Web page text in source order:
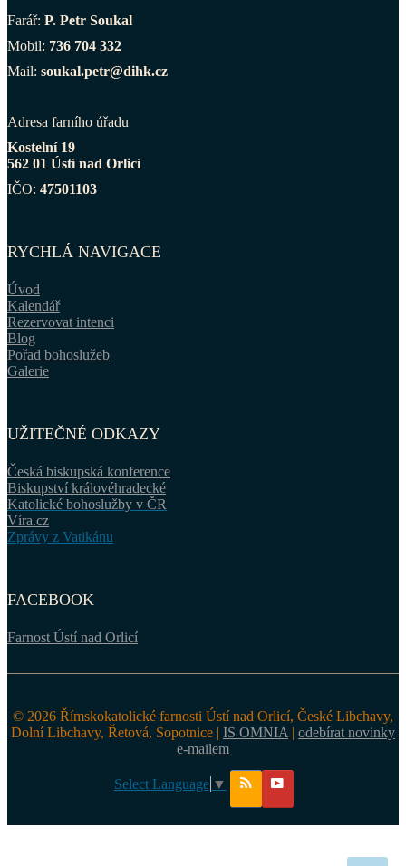
Farář: P. Petr Soukal
Mobil: 736 704 332
Mail: soukal.petr@dihk.cz
Adresa farního úřadu
Kostelní 19
562 01 Ústí nad Orlicí
IČO: 47501103
RYCHLÁ NAVIGACE
Úvod
Kalendář
Rezervovat intenci
Blog
Pořad bohoslužeb
Galerie
UŽITEČNÉ ODKAZY
Česká biskupská konference
Biskupství královéhradecké
Katolické bohoslužby v ČR
Víra.cz
Zprávy z Vatikánu
FACEBOOK
Farnost Ústí nad Orlicí
© 2026 Římskokatolické farnosti Ústí nad Orlicí, České Libchavy,
Dolní Libchavy, Řetová, Sopotnice | IS OMNIA | odebírat novinky
e-mailem
Select Language ▼